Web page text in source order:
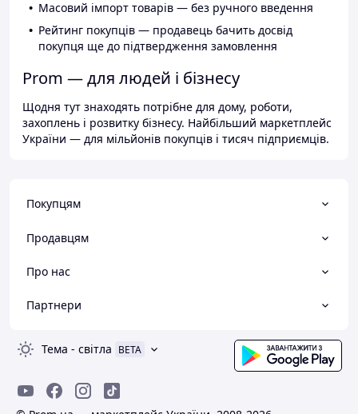
Масовий імпорт товарів — без ручного введення
Рейтинг покупців — продавець бачить досвід
покупця ще до підтвердження замовлення
Prom — для людей і бізнесу
Щодня тут знаходять потрібне для дому, роботи,
захоплень і розвитку бізнесу. Найбільший маркетплейс
України — для мільйонів покупців і тисяч підприємців.
Покупцям
Продавцям
Про нас
Партнери
Тема - світла BETA